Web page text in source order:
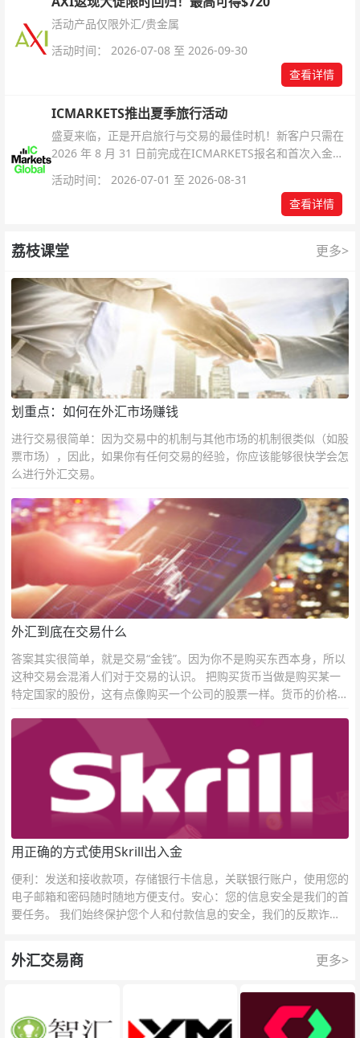
活动产品仅限外汇/贵金属
活动时间： 2026-07-08 至 2026-09-30
查看详情
ICMARKETS推出夏季旅行活动
盛夏来临，正是开启旅行与交易的最佳时机！新客户只需在
2026 年 8 月 31 日前完成在ICMARKETS报名和首次入金即
活动时间： 2026-07-01 至 2026-08-31
查看详情
荔枝课堂 更多>
划重点：如何在外汇市场赚钱
进行交易很简单：因为交易中的机制与其他市场的机制很类似（如股
票市场），因此，如果你有任何交易的经验，你应该能够很快学会怎
么进行外汇交易。
外汇到底在交易什么
答案其实很简单，就是交易“金钱”。因为你不是购买东西本身，所以
这种交易会混淆人们对于交易的认识。 把购买货币当做是购买某一
特定国家的股份，这有点像购买一个公司的股票一样。货币的价格直
用正确的方式使用Skrill出入金
便利：发送和接收款项，存储银行卡信息，关联银行账户，使用您的
电子邮箱和密码随时随地方便支付。安心：您的信息安全是我们的首
要任务。 我们始终保护您个人和付款信息的安全，我们的反欺诈团
外汇交易商 更多>